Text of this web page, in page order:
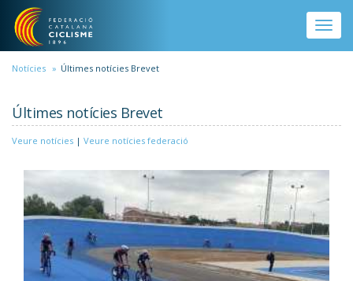
Vés al contingut
Toggle
Notícies Últimes notícies Brevet
Últimes notícies Brevet
Veure notícies | Veure notícies federació